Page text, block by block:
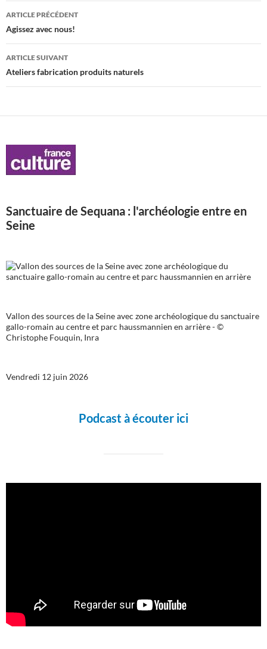
Navigation
des
articles
ARTICLE PRÉCÉDENT
Agissez avec nous!
ARTICLE SUIVANT
Ateliers fabrication produits naturels
Sanctuaire de Sequana : l'archéologie entre en
Seine
Vallon des sources de la Seine avec zone archéologique du sanctuaire
gallo-romain au centre et parc haussmannien en arrière - ©
Christophe Fouquin, Inra
Vendredi 12 juin 2026
Podcast à écouter ici